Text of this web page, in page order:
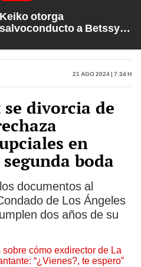
Keiko otorga
salvoconducto a Betssy
Petroperú | Sin Guion con
Rosa María Palacios
21 Ago 2024 | 7:34 h
divorcia de
en
boda
documentos al
de Los Ángeles
dos años de su
cómo exdirector de La
“¿Vienes?, te espero”